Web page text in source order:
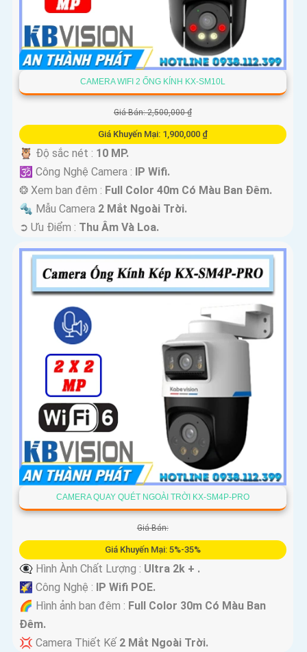
CAMERA WIFI 2 ỐNG KÍNH KX-SM10L
Giá Bán: 2,500,000 ₫
Giá Khuyến Mại: 1,900,000 ₫
🦉 Độ sắc nét : 10 MP.
🕉️ Công Nghệ Camera : IP Wifi.
❂ Xem ban đêm : Full Color 40m Có Màu Ban Ðêm.
🔩 Mẫu Camera 2 Mắt Ngoài Trời.
️➲ Ưu Điểm : Thu Âm Và Loa.
CAMERA QUAY QUÉT NGOÀI TRỜI KX-SM4P-PRO
Giá Bán:
Giá Khuyến Mại: 5%-35%
👁️‍🗨 Hình Ành Chất Lượng : Ultra 2k + .
🌠 Công Nghệ : IP Wifi POE.
🌈 Hình ảnh ban đêm : Full Color 30m Có Màu Ban
Ðêm.
💢 Camera Thiết Kế 2 Mắt Ngoài Trời.